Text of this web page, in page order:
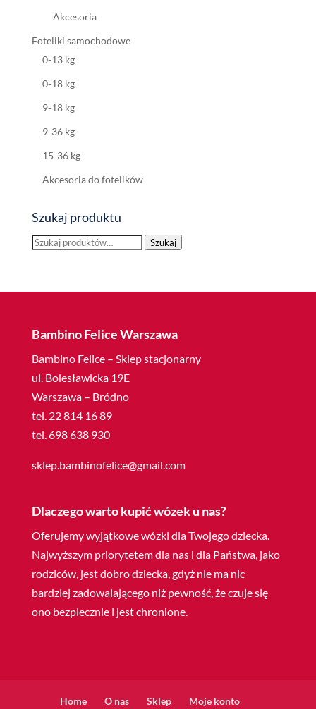
Akcesoria
Foteliki samochodowe
0-13 kg
0-18 kg
9-18 kg
9-36 kg
15-36 kg
Akcesoria do fotelików
Szukaj produktu
Szukaj: Szukaj
Bambino Felice Warszawa
Bambino Felice – Sklep stacjonarny
ul. Bolesławicka 19E
Warszawa – Bródno
tel. 22 814 16 89
tel. 698 638 930
sklep.bambinofelice@gmail.com
Dlaczego warto kupić wózek u nas?
Oferujemy wyjątkowe wózki dla Twojego dziecka.
Najwyższym priorytetem dla nas i dla Państwa, jako
rodziców, jest dobro dziecka, gdyż nie ma nic
bardziej zadowalającego niż pewność, że czuje się
ono bezpiecznie i jest chronione.
Home O nas Sklep Moje konto